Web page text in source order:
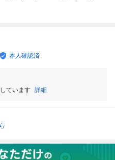
本人確認済
ています 詳細